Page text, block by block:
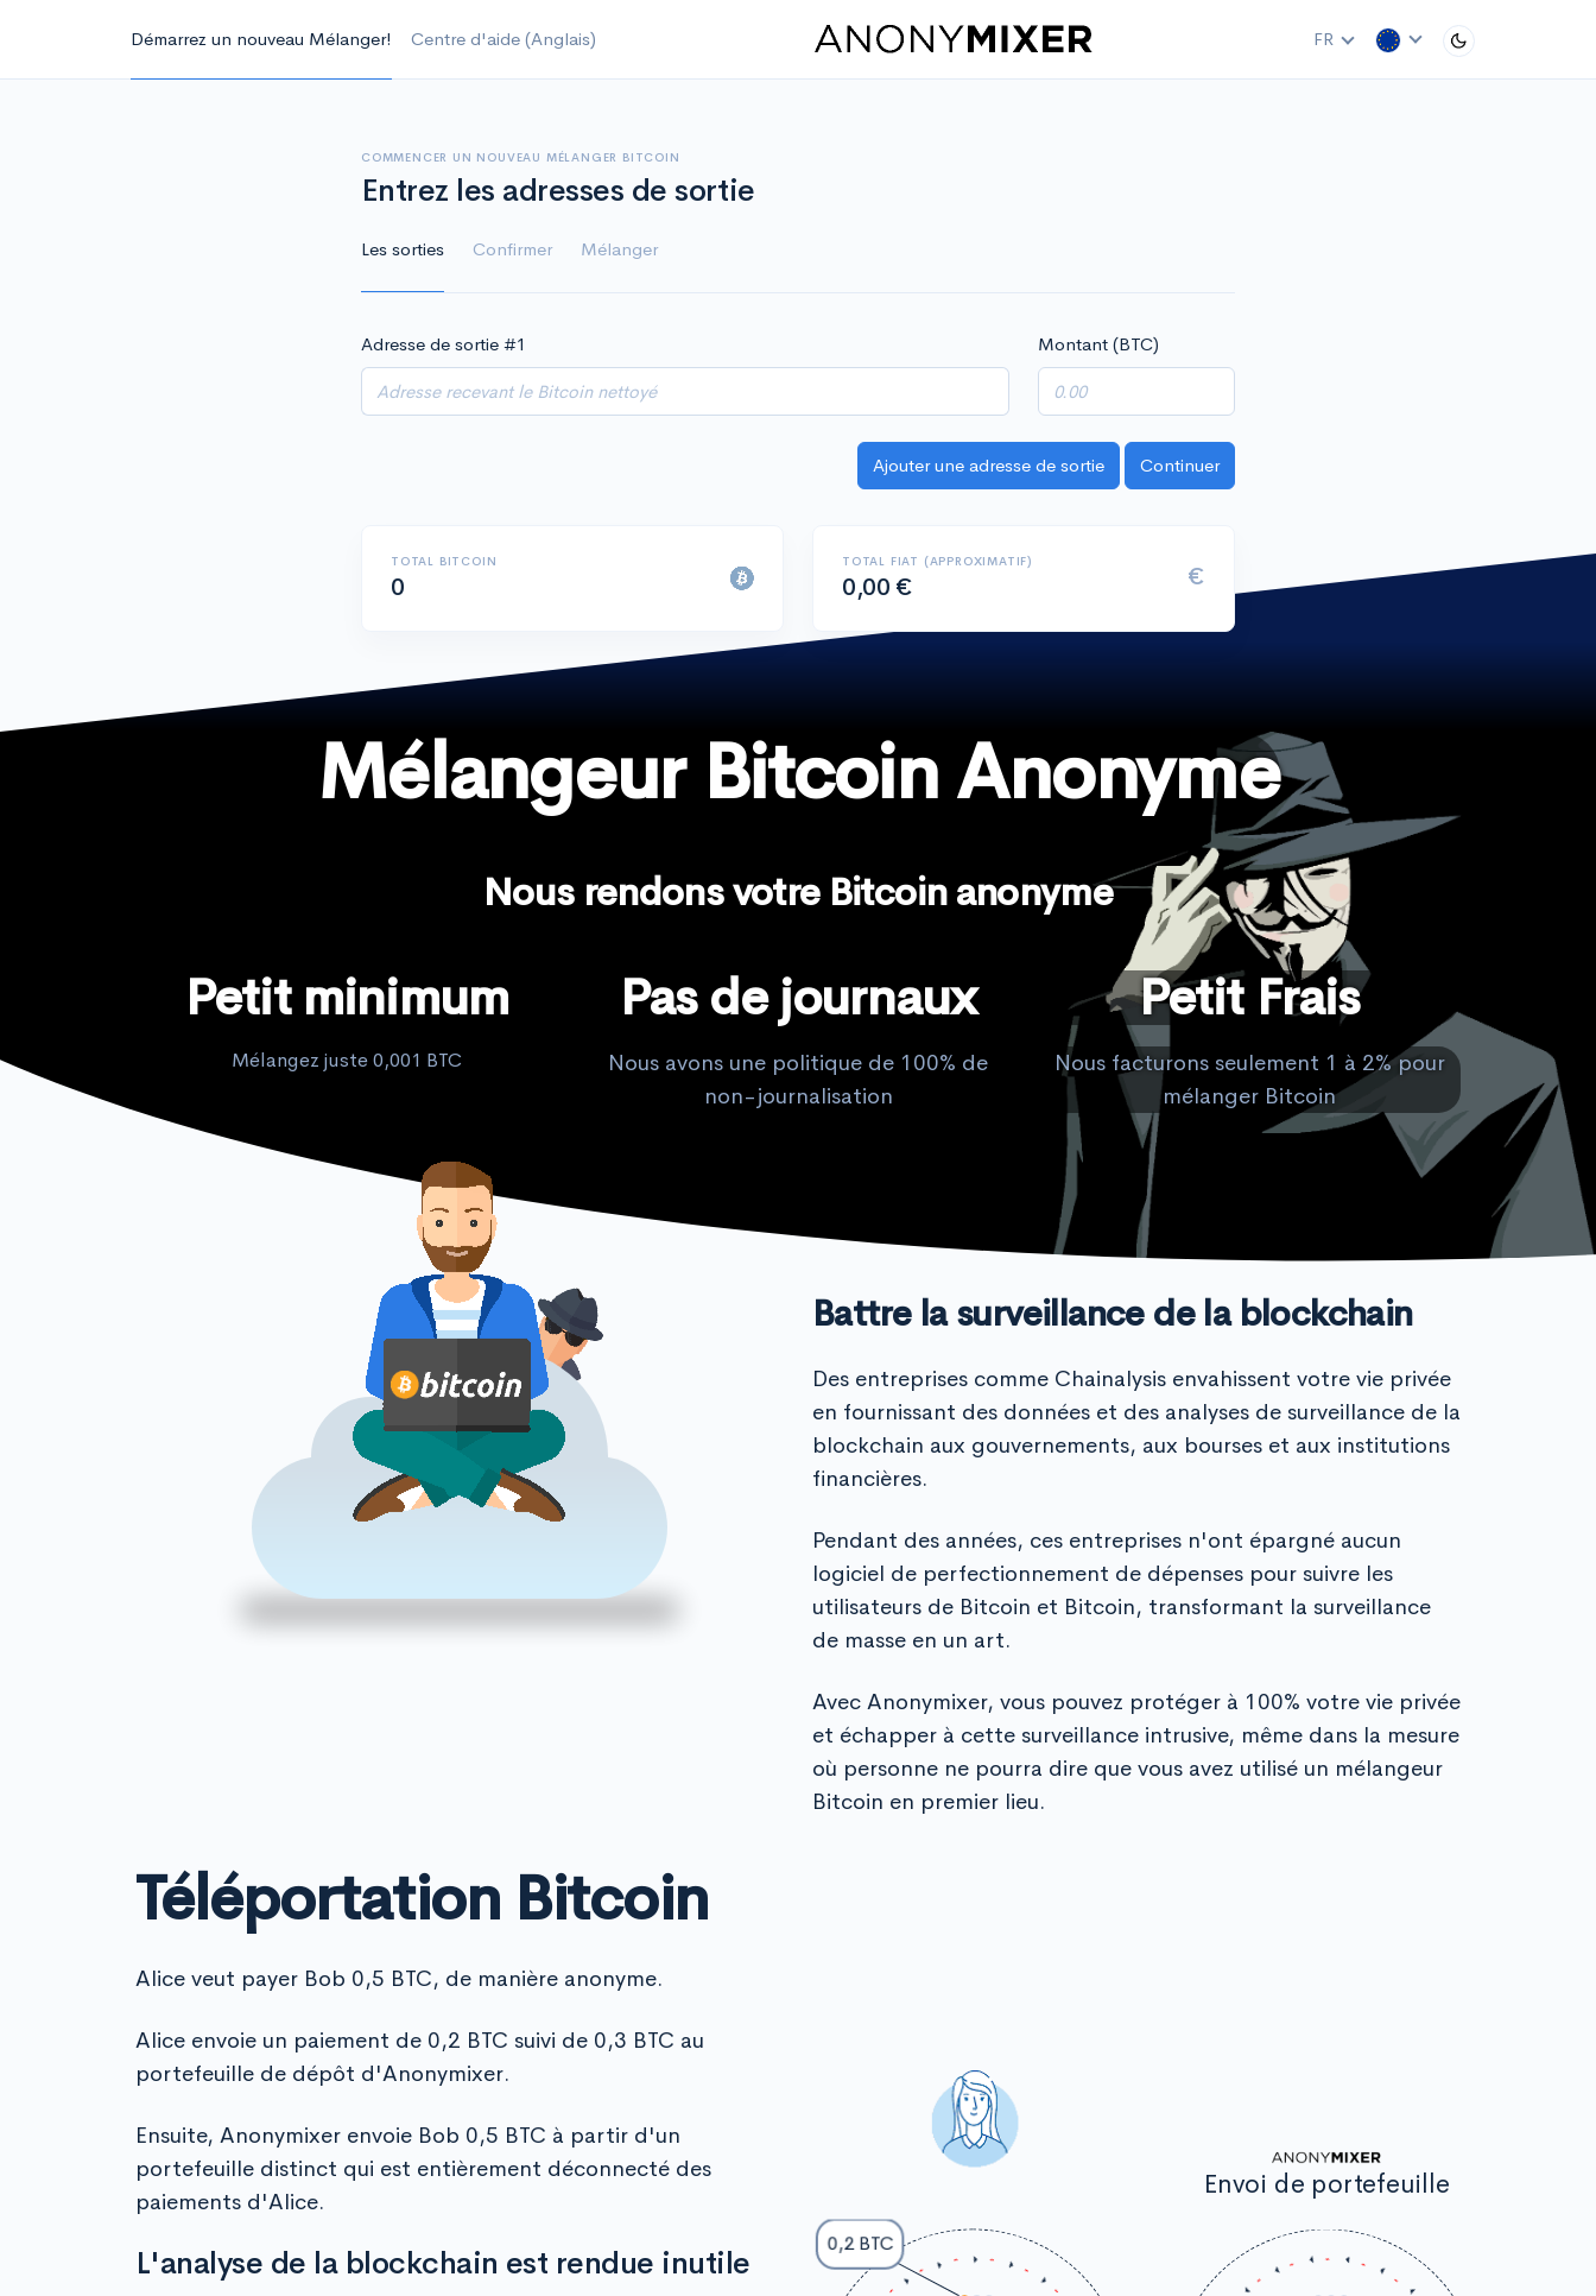
FR
Démarrez un nouveau Mélanger! Centre d'aide (Anglais)
COMMENCER UN NOUVEAU MÉLANGER BITCOIN
Entrez les adresses de sortie
Les sorties Confirmer Mélanger
Adresse de sortie #1 Montant (BTC)
TOTAL BITCOIN
0
TOTAL FIAT (APPROXIMATIF)
0,00 € €
Mélangeur Bitcoin Anonyme
Nous rendons votre Bitcoin anonyme
Petit minimum
Mélangez juste 0,001 BTC
Pas de journaux
Nous avons une politique de 100% de
non-journalisation
Petit Frais
Nous facturons seulement 1 à 2% pour
mélanger Bitcoin
Battre la surveillance de la blockchain
Des entreprises comme Chainalysis envahissent votre vie privée
en fournissant des données et des analyses de surveillance de la
blockchain aux gouvernements, aux bourses et aux institutions
financières.
Pendant des années, ces entreprises n'ont épargné aucun
logiciel de perfectionnement de dépenses pour suivre les
utilisateurs de Bitcoin et Bitcoin, transformant la surveillance
de masse en un art.
Avec Anonymixer, vous pouvez protéger à 100% votre vie privée
et échapper à cette surveillance intrusive, même dans la mesure
où personne ne pourra dire que vous avez utilisé un mélangeur
Bitcoin en premier lieu.
Téléportation Bitcoin
Alice veut payer Bob 0,5 BTC, de manière anonyme.
Alice envoie un paiement de 0,2 BTC suivi de 0,3 BTC au
portefeuille de dépôt d'Anonymixer.
Ensuite, Anonymixer envoie Bob 0,5 BTC à partir d'un
portefeuille distinct qui est entièrement déconnecté des
paiements d'Alice.
L'analyse de la blockchain est rendue inutile
0,2 BTC
Envoi de portefeuille